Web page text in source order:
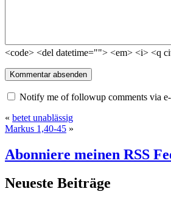
<code> <del datetime=""> <em> <i> <q
Notify me of followup comments via
« betet unablässig
Markus 1,40-45 »
Abonniere meinen RSS
Neueste Beiträge